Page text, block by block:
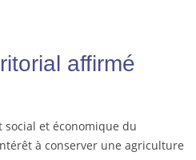
affirmé
social et économique du
à conserver une agriculture